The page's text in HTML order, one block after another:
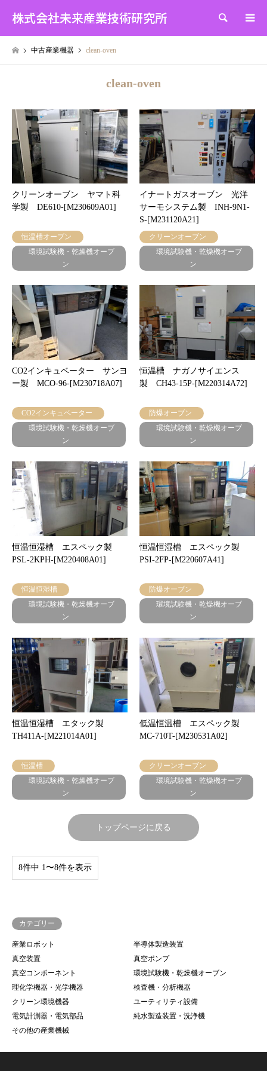
株式会社未来産業技術研究所 検索
中古産業機器 clean-oven
clean-oven
クリーンオーブン ヤマト科
学製 DE610-[M230609A01]
恒温槽オーブン
環境試験機・乾燥機オーブ
ン
イナートガスオーブン 光洋
サーモシステム製 INH-9N1-
S-[M231120A21]
クリーンオーブン
環境試験機・乾燥機オーブ
ン
CO2インキュベーター サンヨ
ー製 MCO-96-[M230718A07]
CO2インキュベーター
環境試験機・乾燥機オーブ
ン
恒温槽 ナガノサイエンス
製 CH43-15P-[M220314A72]
防爆オーブン
環境試験機・乾燥機オーブ
ン
恒温恒湿槽 エスペック製
PSL-2KPH-[M220408A01]
恒温恒湿槽
環境試験機・乾燥機オーブ
ン
恒温恒湿槽 エスペック製
PSI-2FP-[M220607A41]
防爆オーブン
環境試験機・乾燥機オーブ
ン
恒温恒湿槽 エタック製
TH411A-[M221014A01]
恒温槽
環境試験機・乾燥機オーブ
ン
低温恒温槽 エスペック製
MC-710T-[M230531A02]
クリーンオーブン
環境試験機・乾燥機オーブ
ン
トップページに戻る
8件中 1〜8件を表示
カテゴリー
産業ロボット
半導体製造装置
真空装置
真空ポンプ
真空コンポーネント
環境試験機・乾燥機オーブン
理化学機器・光学機器
検査機・分析機器
クリーン環境機器
ユーティリティ設備
電気計測器・電気部品
純水製造装置・洗浄機
その他の産業機械